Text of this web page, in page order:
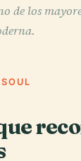
de los